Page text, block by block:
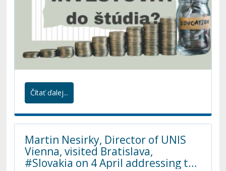
Čítať ďalej...
Martin Nesirky, Director of UNIS
Vienna, visited Bratislava,
#Slovakia on 4 April addressing the